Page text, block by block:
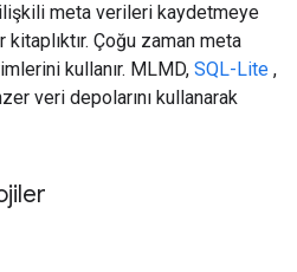
meta verileri kaydetmeye
Çoğu zaman meta
kullanır. MLMD, SQL-Lite ,
veri depolarını kullanarak